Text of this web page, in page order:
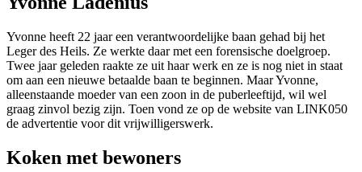
Yvonne heeft 22 jaar een verantwoordelijke baan gehad bij het
Leger des Heils. Ze werkte daar met een forensische doelgroep.
Twee jaar geleden raakte ze uit haar werk en ze is nog niet in staat
om aan een nieuwe betaalde baan te beginnen. Maar Yvonne,
alleenstaande moeder van een zoon in de puberleeftijd, wil wel
graag zinvol bezig zijn. Toen vond ze op de website van LINK050
de advertentie voor dit vrijwilligerswerk.
Koken met bewoners